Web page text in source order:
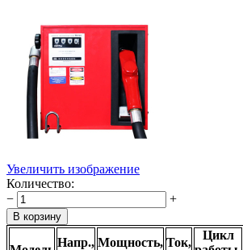
Увеличить изображение
Количество:
−
+
Напр., Мощность, Ток,
Цикл